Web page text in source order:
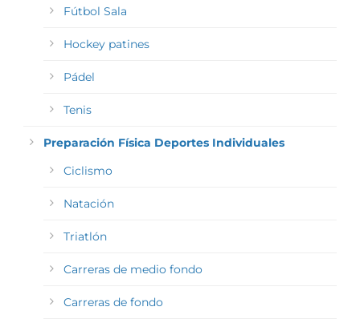
Fútbol Sala
Hockey patines
Pádel
Tenis
Preparación Física Deportes Individuales
Ciclismo
Natación
Triatlón
Carreras de medio fondo
Carreras de fondo